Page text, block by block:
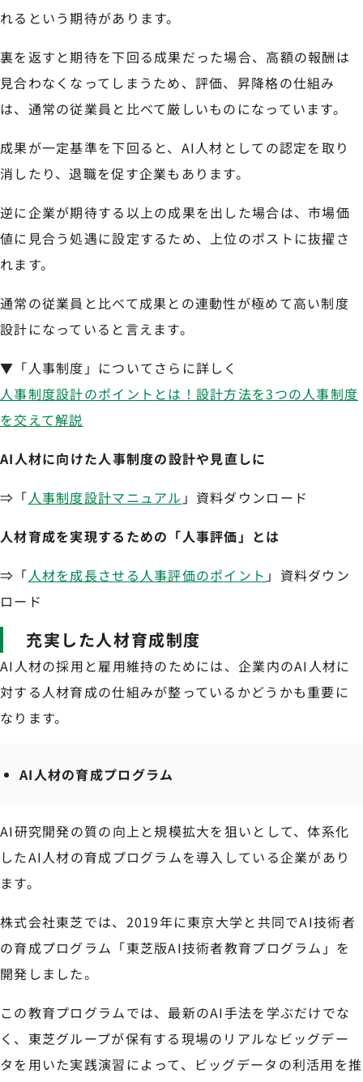
れるという期待があります。
裏を返すと期待を下回る成果だった場合、高額の報酬は
見合わなくなってしまうため、評価、昇降格の仕組み
は、通常の従業員と比べて厳しいものになっています。
成果が一定基準を下回ると、AI人材としての認定を取り
消したり、退職を促す企業もあります。
逆に企業が期待する以上の成果を出した場合は、市場価
値に見合う処遇に設定するため、上位のポストに抜擢さ
れます。
通常の従業員と比べて成果との連動性が極めて高い制度
設計になっていると言えます。
▼「人事制度」についてさらに詳しく
人事制度設計のポイントとは！設計方法を3つの人事制度
を交えて解説
AI人材に向けた人事制度の設計や見直しに
⇒「人事制度設計マニュアル 」資料ダウンロード
人材育成を実現するための「人事評価」とは
⇒「人材を成長させる人事評価のポイント 」資料ダウン
ロード
充実した人材育成制度
AI人材の採用と雇用維持のためには、企業内のAI人材に
対する人材育成の仕組みが整っているかどうかも重要に
なります。
AI人材の育成プログラム
AI研究開発の質の向上と規模拡大を狙いとして、体系化
したAI人材の育成プログラムを導入している企業があり
ます。
株式会社東芝では、2019年に東京大学と共同でAI技術者
の育成プログラム「東芝版AI技術者教育プログラム」を
開発しました。
この教育プログラムでは、最新のAI手法を学ぶだけでな
く、東芝グループが保有する現場のリアルなビッグデー
タを用いた実践演習によって、ビッグデータの利活用を推